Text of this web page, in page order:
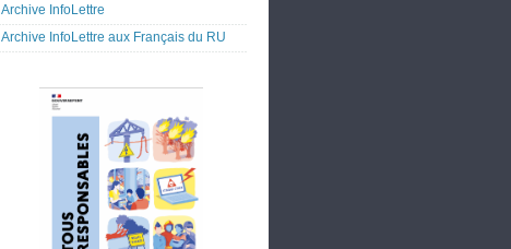
Archive InfoLettre
Archive InfoLettre aux Français du RU